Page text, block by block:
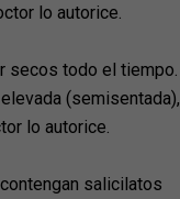
lo autorice.
secos todo el tiempo.
(semisentada),
lo autorice.
salicilatos